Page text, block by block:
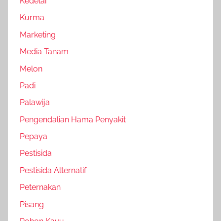
Kurma
Marketing
Media Tanam
Melon
Padi
Palawija
Pengendalian Hama Penyakit
Pepaya
Pestisida
Pestisida Alternatif
Peternakan
Pisang